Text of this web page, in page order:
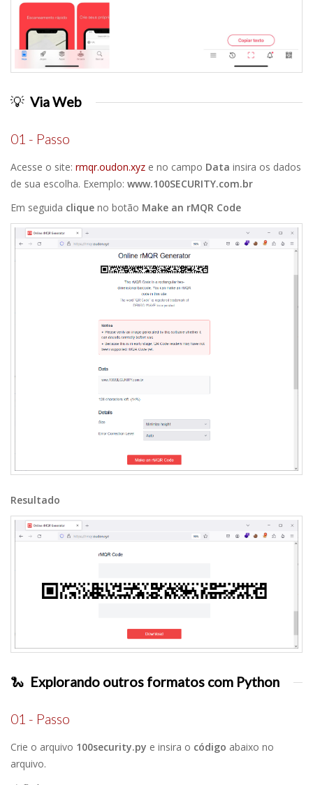
💡 Via Web
01 - Passo
Acesse o site: rmqr.oudon.xyz e no campo Data insira os dados
de sua escolha. Exemplo: www.100SECURITY.com.br
Em seguida clique no botão Make an rMQR Code
Resultado
🐍 Explorando outros formatos com Python
01 - Passo
Crie o arquivo 100security.py e insira o código abaixo no
arquivo.